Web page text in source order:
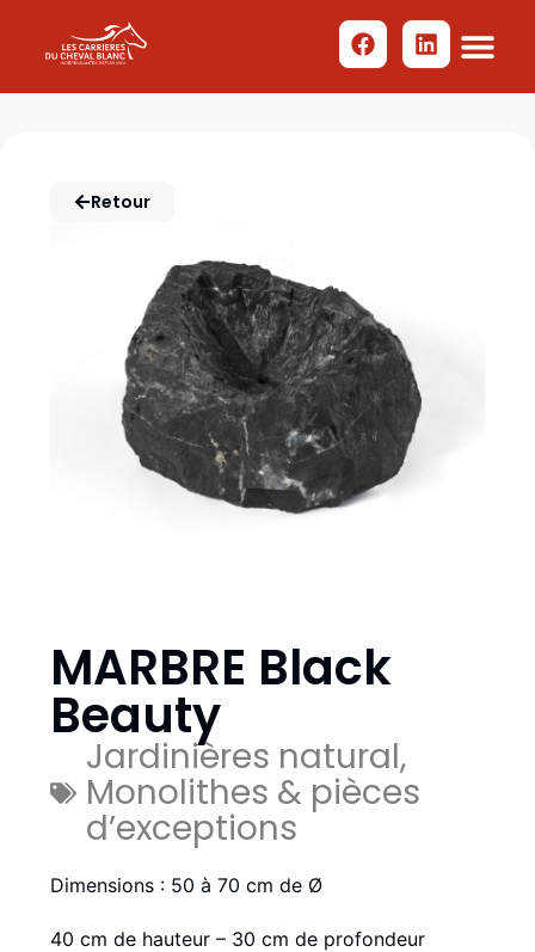
Retour
MARBRE Black
Beauty
Jardinières natural,
Monolithes & pièces
d’exceptions
Dimensions : 50 à 70 cm de Ø
40 cm de hauteur – 30 cm de profondeur